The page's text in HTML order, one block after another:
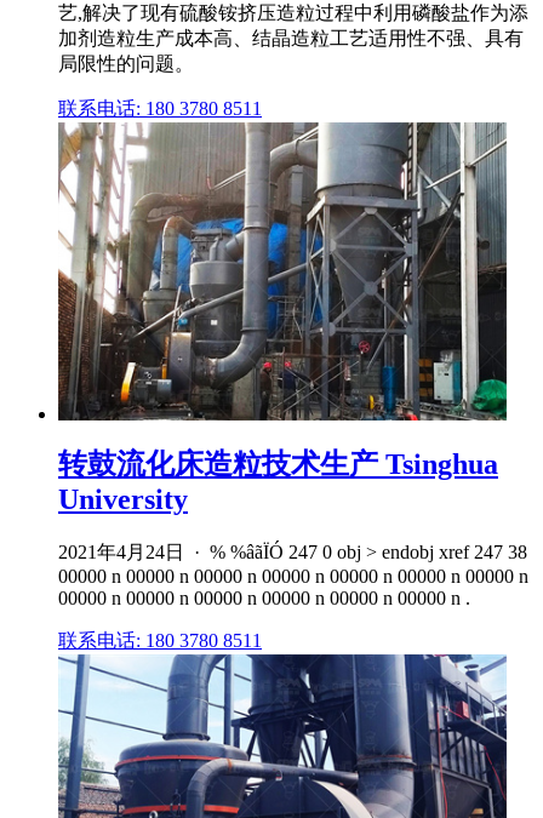
艺,解决了现有硫酸铵挤压造粒过程中利用磷酸盐作为添
加剂造粒生产成本高、结晶造粒工艺适用性不强、具有
局限性的问题。
联系电话: 180 3780 8511
转鼓流化床造粒技术生产 Tsinghua
University
2021年4月24日 · % %âãÏÓ 247 0 obj > endobj xref 247 38
00000 n 00000 n 00000 n 00000 n 00000 n 00000 n 00000 n
00000 n 00000 n 00000 n 00000 n 00000 n 00000 n .
联系电话: 180 3780 8511